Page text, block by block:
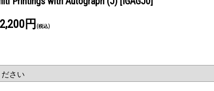
2,200円 (税込)